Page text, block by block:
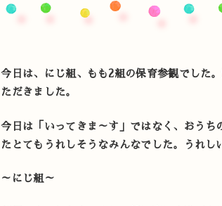
今日は、にじ組、もも2組の保育参観でした
ただきました。
今日は「いってきま～す」ではなく、おう
たとてもうれしそうなみんなでした。うれし
～にじ組～